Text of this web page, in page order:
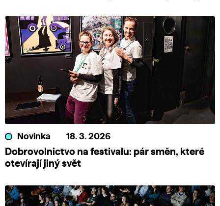
Novinka 18. 3. 2026
Dobrovolnictvo na festivalu: pár směn, které
otevírají jiný svět